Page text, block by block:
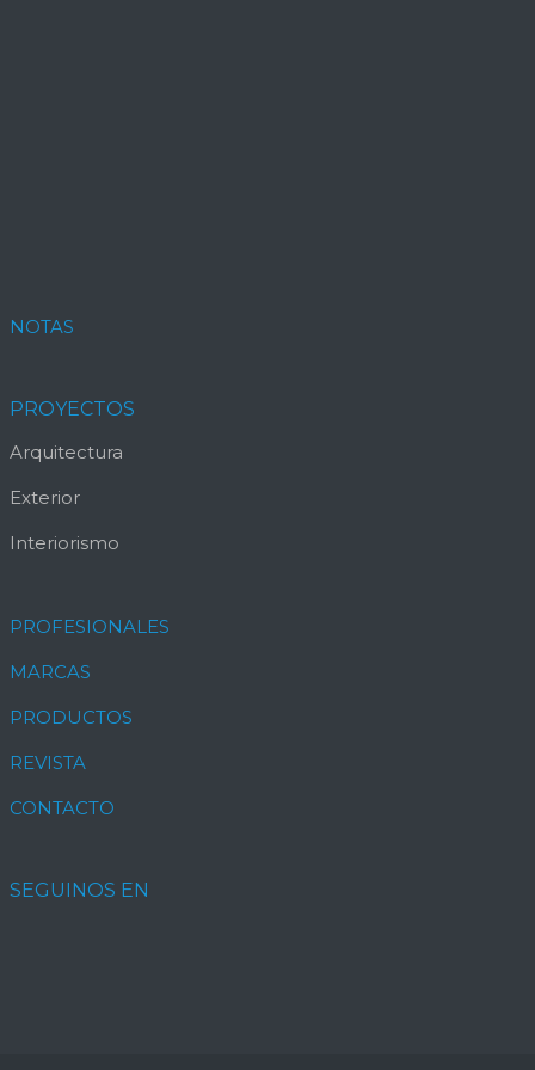
NOTAS
PROYECTOS
Arquitectura
Exterior
Interiorismo
PROFESIONALES
MARCAS
PRODUCTOS
REVISTA
CONTACTO
SEGUINOS EN